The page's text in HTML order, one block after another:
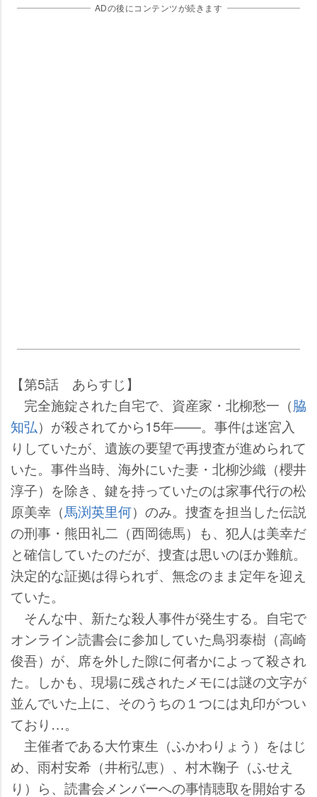
ADの後にコンテンツが続きます
【第5話 あらすじ】
完全施錠された自宅で、資産家・北柳愁一（脇
知弘）が殺されてから15年――。事件は迷宮入
りしていたが、遺族の要望で再捜査が進められて
いた。事件当時、海外にいた妻・北柳沙織（櫻井
淳子）を除き、鍵を持っていたのは家事代行の松
原美幸（馬渕英里何）のみ。捜査を担当した伝説
の刑事・熊田礼二（西岡徳馬）も、犯人は美幸だ
と確信していたのだが、捜査は思いのほか難航。
決定的な証拠は得られず、無念のまま定年を迎え
ていた。
そんな中、新たな殺人事件が発生する。自宅で
オンライン読書会に参加していた鳥羽泰樹（高崎
俊吾）が、席を外した隙に何者かによって殺され
た。しかも、現場に残されたメモには謎の文字が
並んでいた上に、そのうちの１つには丸印がつい
ており…。
主催者である大竹東生（ふかわりょう）をはじ
め、雨村安希（井桁弘恵）、村木鞠子（ふせえ
り）ら、読書会メンバーへの事情聴取を開始する